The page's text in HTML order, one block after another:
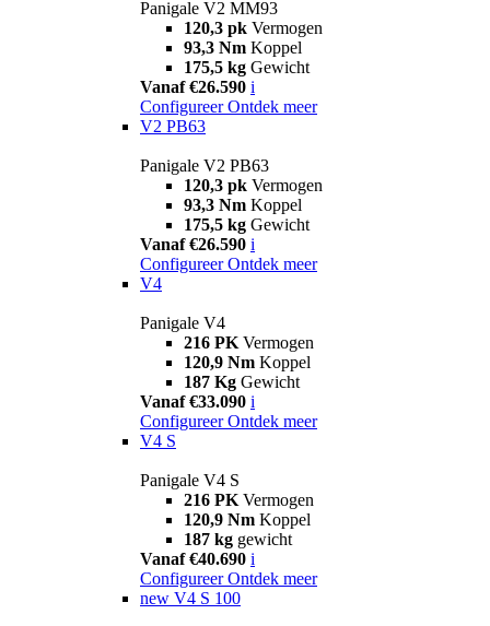
Panigale V2 MM93
120,3 pk Vermogen
93,3 Nm Koppel
175,5 kg Gewicht
Vanaf €26.590 i
Configureer Ontdek meer
V2 PB63
Panigale V2 PB63
120,3 pk Vermogen
93,3 Nm Koppel
175,5 kg Gewicht
Vanaf €26.590 i
Configureer Ontdek meer
V4
Panigale V4
216 PK Vermogen
120,9 Nm Koppel
187 Kg Gewicht
Vanaf €33.090 i
Configureer Ontdek meer
V4 S
Panigale V4 S
216 PK Vermogen
120,9 Nm Koppel
187 kg gewicht
Vanaf €40.690 i
Configureer Ontdek meer
new V4 S 100